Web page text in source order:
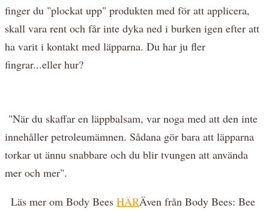
finger du "plockat upp" produkten med för att applicera,
skall vara rent och får inte dyka ned i burken igen efter att
ha varit i kontakt med läpparna. Du har ju fler
fingrar...eller hur?
"När du skaffar en läppbalsam, var noga med att den inte
innehåller petroleumämnen. Sådana gör bara att läpparna
torkar ut ännu snabbare och du blir tvungen att använda
mer och mer".
Läs mer om Body Bees HÄRÄven från Body Bees: Bee